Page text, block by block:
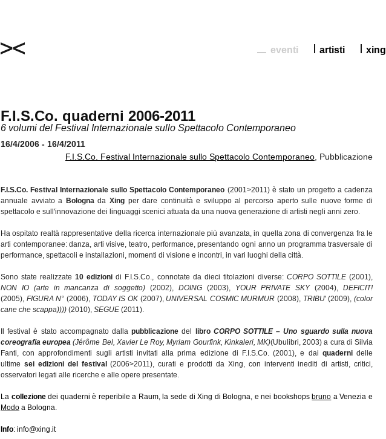
xing
artisti
eventi
F.I.S.Co. quaderni 2006-2011
6 volumi del Festival Internazionale sullo Spettacolo Contemporaneo
16/4/2006 - 16/4/2011
F.I.S.Co. Festival Internazionale sullo Spettacolo Contemporaneo , Pubblicazione
F.I.S.Co. Festival Internazionale sullo Spettacolo Contemporaneo (2001>2011) è stato un progetto a cadenza
annuale avviato a Bolognada Xingper dare continuità e sviluppo al percorso aperto sulle nuove forme di
spettacolo e sull'innovazione dei linguaggi scenici attuata da una nuova generazione di artisti negli anni zero.
Ha ospitato realtà rappresentative della ricerca internazionale più avanzata, in quella zona di convergenza fra le
arti contemporanee: danza, arti visive, teatro, performance, presentando ogni anno un programma trasversale di
performance, spettacoli e installazioni, momenti di visione e incontri, in vari luoghi della città.
Sono state realizzate10 edizionidi F.I.S.Co., connotate da dieci titolazioni diverse: CORPO SOTTILE(2001),
NON IO (arte in mancanza di soggetto) (2002), DOING(2003), YOUR PRIVATE SKY(2004),DEFICIT!
(2005), FIGURA N° (2006),TODAY IS OK (2007), UNIVERSAL COSMIC MURMUR (2008), TRIBU' (2009),(color
cane che scappa)))) (2010), SEGUE (2011).
Il festival è stato accompagnato dallapubblicazionedel libro CORPO SOTTILE – Uno sguardo sulla nuova
coreografia europea(Jérôme Bel, Xavier Le Roy, Myriam Gourfink, Kinkaleri, MK)(Ubulibri, 2003) a cura di Silvia
Fanti, con approfondimenti sugli artisti invitati alla prima edizione di F.I.S.Co. (2001), e dai quadernidelle
ultime sei edizioni del festival (2006>2011), curati e prodotti da Xing, con interventi inediti di artisti, critici,
osservatori legati alle ricerche e alle opere presentate.
La collezionedei quaderni è reperibile a Raum, la sede di Xing di Bologna, e nei bookshops bruno a Venezia e
Modo a Bologna.
Info: info@xing.it